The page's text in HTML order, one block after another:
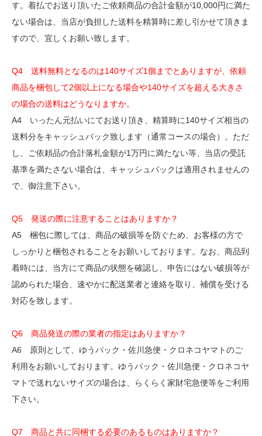
す。着払でお送り頂いたご依頼商品の合計金額が10,000円に満た
ない場合は、当店が負担した送料を精算時に差し引かせて頂きま
すので、宜しくお願い致します。
Q4 送料無料となるのは140サイズ1個までとありますが、依頼
商品を梱包して2個以上になる場合や140サイズを超える大きさ
の場合の送料はどうなりますか。
A4 いったん元払いにてお送り頂き、精算時に140サイズ相当の
送料分をキャッシュバック致します（通常コースの場合）。ただ
し、ご依頼品の合計落札金額が1万円に満たない等、当店の受託
基準を満たさない場合は、キャッシュバックは適用されませんの
で、御注意下さい。
Q5 発送の際に注意することはありますか？
A5 梱包に際しては、商品の破損等を防ぐため、お客様の方で
しっかりと梱包されることをお願いしております。なお、商品到
着時には、当方にて商品の状態を確認し、申告にはない破損等が
認められた場合、速やかに配送業者と連絡を取り、補償を受ける
対応を致します。
Q6 商品発送の際の業者の指定はありますか？
A6 原則として、ゆうパック・佐川急便・クロネコヤマトのご
利用をお願いしております。ゆうパック・佐川急便・クロネコヤ
マトで送れないサイズの場合は、らくらく家財宅急便等をご利用
下さい。
Q7 商品と共に同梱する必要のあるものはありますか？